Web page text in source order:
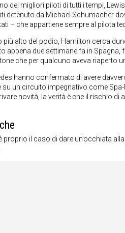
dei migliori piloti di tutti i tempi,
detenuto da Michael Schumacher
– che appartiene sempre al pilota
più alto del podio, Hamilton cerca
appena due settimane fa in
che per qualcuno aveva riaperto
hanno confermato di avere
su un circuito impegnativo come
novità, la verità è che il rischio
proprio il caso di dare un’occhiata